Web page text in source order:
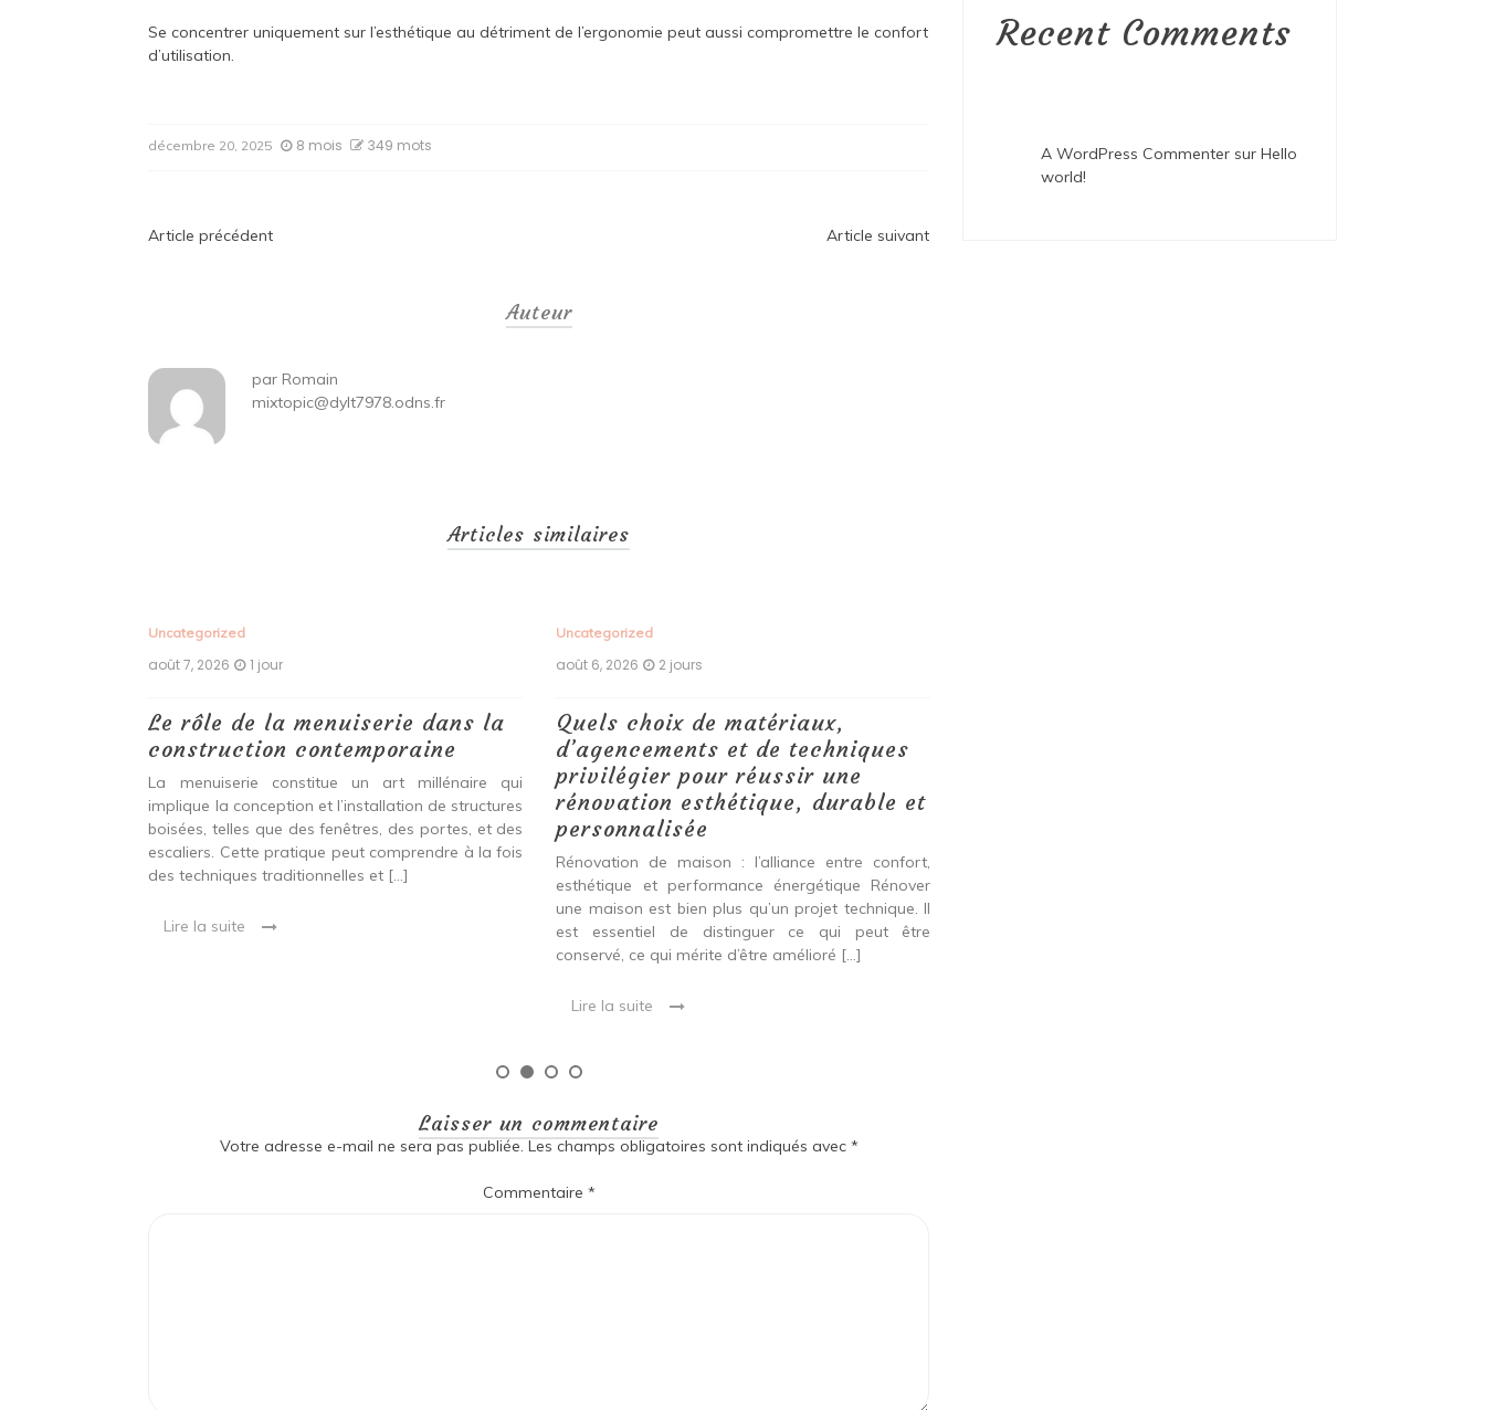
Se concentrer uniquement sur l’esthétique au détriment de l’ergonomie peut aussi compromettre le confort
d’utilisation.
décembre 20, 2025 8 mois 349 mots
Navigation
Article précédent Article suivant
Auteur
par Romain
mixtopic@dylt7978.odns.fr
Articles similaires
Uncategorized
août 7, 2026 1 jour
Le rôle de la menuiserie dans la
construction contemporaine
La menuiserie constitue un art millénaire qui
implique la conception et l’installation de structures
boisées, telles que des fenêtres, des portes, et des
escaliers. Cette pratique peut comprendre à la fois
des techniques traditionnelles et […]
Lire la suite
Uncategorized
août 6, 2026 2 jours
Quels choix de matériaux,
d’agencements et de techniques
privilégier pour réussir une
rénovation esthétique, durable et
personnalisée
Rénovation de maison : l’alliance entre confort,
esthétique et performance énergétique Rénover
une maison est bien plus qu’un projet technique. Il
est essentiel de distinguer ce qui peut être
conservé, ce qui mérite d’être amélioré […]
Lire la suite
Laisser un commentaire
Votre adresse e-mail ne sera pas publiée. Les champs obligatoires sont indiqués avec *
Commentaire *
Recent Comments
A WordPress Commenter surHello
world!